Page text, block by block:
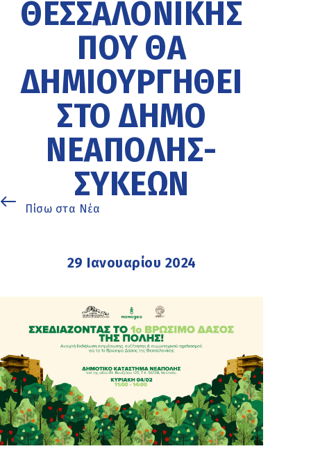
ΘΕΣΣΑΛΟΝΊΚΗΣ
ΠΟΥ ΘΑ
ΔΗΜΙΟΥΡΓΗΘΕΊ
ΣΤΟ ΔΉΜΟ
ΝΕΆΠΟΛΗΣ-
ΣΥΚΕΏΝ
Πίσω στα Νέα
29 Ιανουαρίου 2024